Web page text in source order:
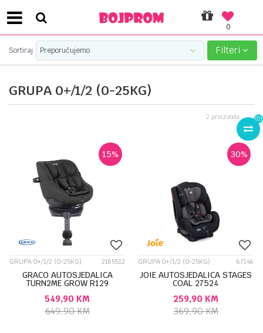
0
SIGURNO PLAĆANJE PLATNIM KARTICAMA!
(0)
GRUPA 0+/1/2 (0-25KG)
Sortiraj Filteri
2 proizvoda
15%
GRUPA 0+/1/2 (0-25KG) 2165512
GRACO AUTOSJEDALICA
TURN2ME GROW R129
549,90 KM
649,90KM
30%
GRUPA 0+/1/2 (0-25KG) 67146
JOIE AUTOSJEDALICA STAGES
COAL 27524
259,90 KM
369,90KM